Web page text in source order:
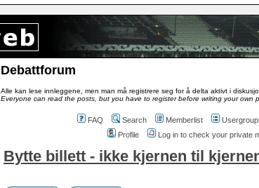
Debattforum
Alle kan lese innleggene, men man må registrere seg for å delta aktivt i
Everyone can read the posts, but you have to register before writing your own
FAQ Search Memberlist
Profile
Log in to check your private
Bytte billett - ikke kjernen til